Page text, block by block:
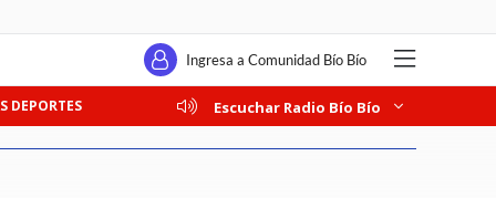
Ingresa a Comunidad Bío Bío
DEPORTES Escuchar Radio Bío Bío